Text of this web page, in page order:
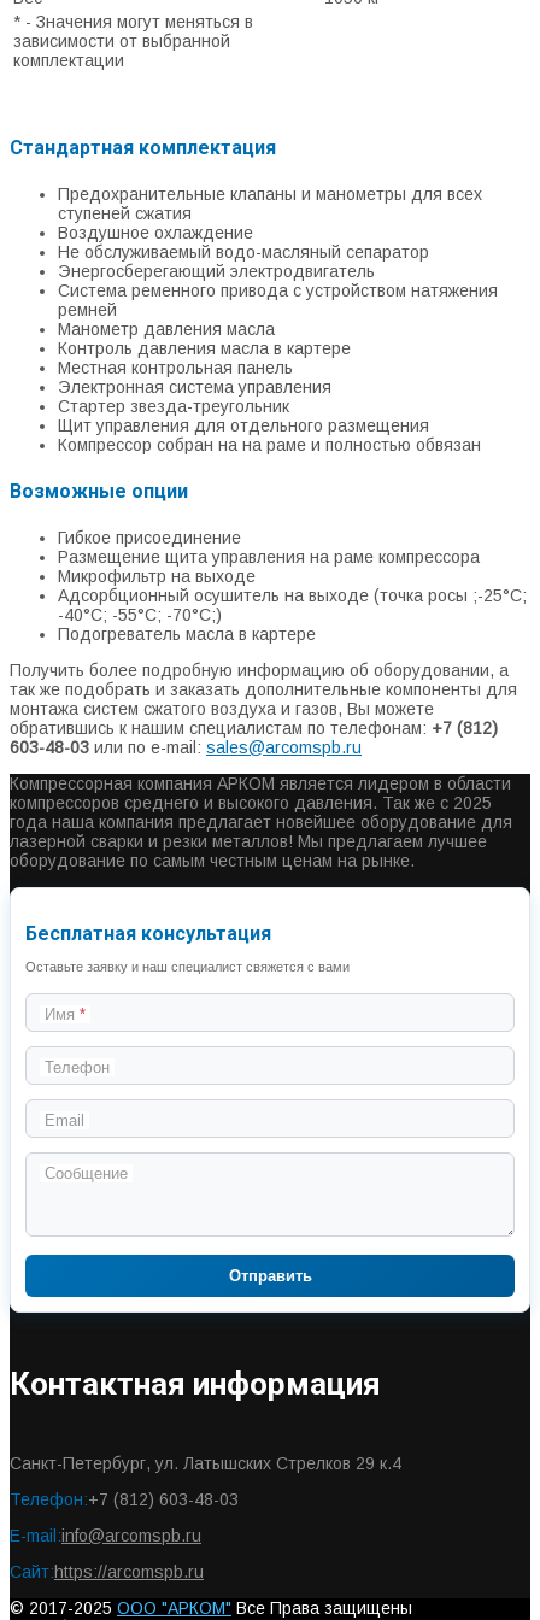
* - Значения могут меняться в
зависимости от выбранной
комплектации
Стандартная комплектация
Предохранительные клапаны и манометры для всех
ступеней сжатия
Воздушное охлаждение
Не обслуживаемый водо-масляный сепаратор
Энергосберегающий электродвигатель
Система ременного привода с устройством натяжения
ремней
Манометр давления масла
Контроль давления масла в картере
Местная контрольная панель
Электронная система управления
Стартер звезда-треугольник
Щит управления для отдельного размещения
Компрессор собран на на раме и полностью обвязан
Возможные опции
Гибкое присоединение
Размещение щита управления на раме компрессора
Микрофильтр на выходе
Адсорбционный осушитель на выходе (точка росы ;-25°С;
-40°С; -55°С; -70°С;)
Подогреватель масла в картере
Получить более подробную информацию об оборудовании, а
так же подобрать и заказать дополнительные компоненты для
монтажа систем сжатого воздуха и газов, Вы можете
обратившись к нашим специалистам по телефонам: +7 (812)
603-48-03 или по e-mail: sales@arcomspb.ru
Компрессорная компания АРКОМ является лидером в области
компрессоров среднего и высокого давления. Так же с 2025
года наша компания предлагает новейшее оборудование для
лазерной сварки и резки металлов! Мы предлагаем лучшее
оборудование по самым честным ценам на рынке.
Бесплатная консультация
Оставьте заявку и наш специалист свяжется с вами
Имя
Телефон
Email
Сообщение
Отправить
Контактная информация
Санкт-Петербург, ул. Латышских Стрелков 29 к.4
Телефон:+7 (812) 603-48-03
E-mail:info@arcomspb.ru
Сайт:https://arcomspb.ru
© 2017-2025 ООО "АРКОМ" Все Права защищены